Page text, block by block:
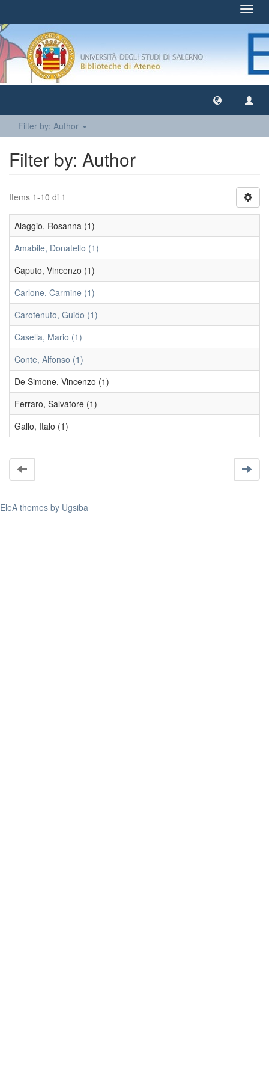
Filter by: Author
Filter by: Author
Items 1-10 di 1
Alaggio, Rosanna (1)
Amabile, Donatello (1)
Caputo, Vincenzo (1)
Carlone, Carmine (1)
Carotenuto, Guido (1)
Casella, Mario (1)
Conte, Alfonso (1)
De Simone, Vincenzo (1)
Ferraro, Salvatore (1)
Gallo, Italo (1)
EleA themes by Ugsiba